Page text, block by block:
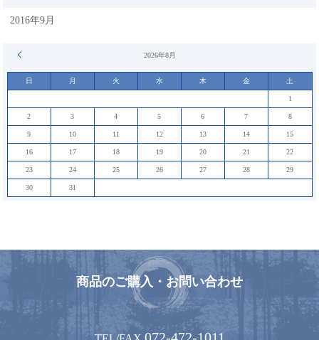
2016年9月
2026年8月
日 月 火 水 木 金 土
1
2 3 4 5 6 7 8
9 10 11 12 13 14 15
16 17 18 19 20 21 22
23 24 25 26 27 28 29
30 31
商品のご購入・お問い合わせ